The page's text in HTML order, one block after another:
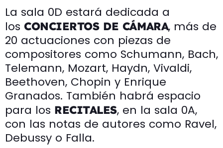
La sala 0D estará dedicada a
los CONCIERTOS DE CÁMARA, más de
20 actuaciones con piezas de
compositores como Schumann, Bach,
Telemann, Mozart, Haydn, Vivaldi,
Beethoven, Chopin y Enrique
Granados. También habrá espacio
para los RECITALES, en la sala 0A,
con las notas de autores como Ravel,
Debussy o Falla.